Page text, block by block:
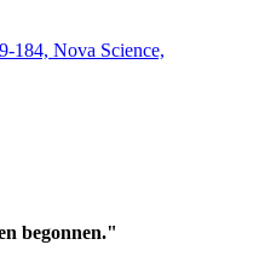
184, Nova Science,
begonnen."